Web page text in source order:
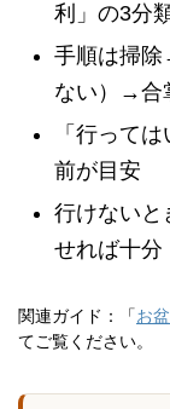
利」の3分
手順は掃
ない）→合
「行って
前が目安
行けないと
せれば十分
関連ガイド：「お
てご覧ください。